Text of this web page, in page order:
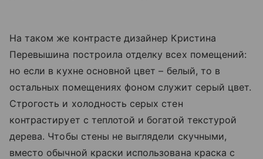
На таком же контрасте дизайнер Кристина
Перевышина построила отделку всех помещений:
но если в кухне основной цвет – белый, то в
остальных помещениях фоном служит серый цвет.
Строгость и холодность серых стен
контрастирует с теплотой и богатой текстурой
дерева. Чтобы стены не выглядели скучными,
вместо обычной краски использована краска с